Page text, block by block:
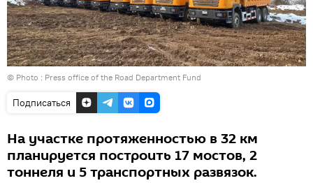
© Photo : Press office of the Road Department Fund
Подписаться
На участке протяженностью в 32 км
планируется построить 17 мостов, 2
тоннеля и 5 транспортных развязок.